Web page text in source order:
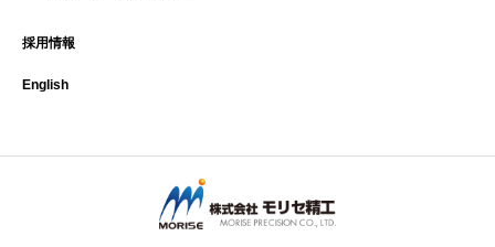
採用情報
English